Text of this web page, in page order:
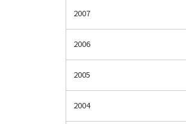
2007
2006
2005
2004